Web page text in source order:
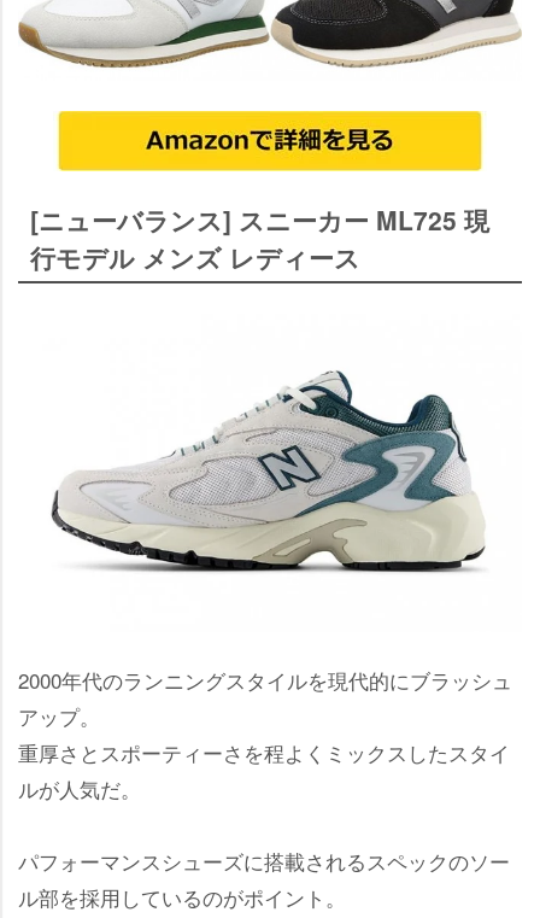
[ニューバランス] スニーカー ML725 現
行モデル メンズ レディース
2000年代のランニングスタイルを現代的にブラッシュ
アップ。
重厚さとスポーティーさを程よくミックスしたスタイ
ルが人気だ。
パフォーマンスシューズに搭載されるスペックのソー
ル部を採用しているのがポイント。